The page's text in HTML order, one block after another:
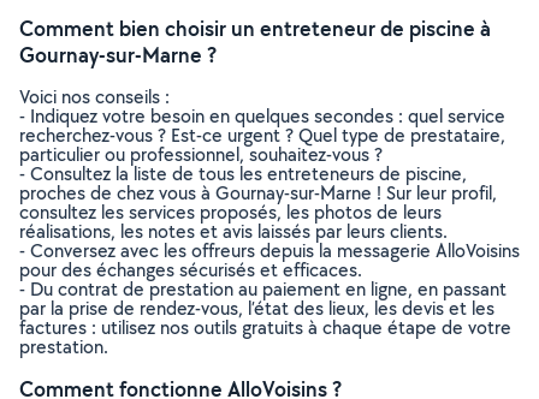
Comment bien choisir un entreteneur de piscine à
Gournay-sur-Marne ?
Voici nos conseils :
- Indiquez votre besoin en quelques secondes : quel service
recherchez-vous ? Est-ce urgent ? Quel type de prestataire,
particulier ou professionnel, souhaitez-vous ?
- Consultez la liste de tous les entreteneurs de piscine,
proches de chez vous à Gournay-sur-Marne ! Sur leur profil,
consultez les services proposés, les photos de leurs
réalisations, les notes et avis laissés par leurs clients.
- Conversez avec les offreurs depuis la messagerie AlloVoisins
pour des échanges sécurisés et efficaces.
- Du contrat de prestation au paiement en ligne, en passant
par la prise de rendez-vous, l’état des lieux, les devis et les
factures : utilisez nos outils gratuits à chaque étape de votre
prestation.
Comment fonctionne AlloVoisins ?